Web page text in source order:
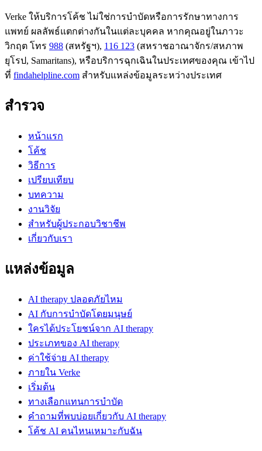
Verke ให้บริการโค้ช ไม่ใช่การบำบัดหรือการรักษาทางการ
แพทย์ ผลลัพธ์แตกต่างกันในแต่ละบุคคล หากคุณอยู่ในภาวะ
วิกฤต โทร 988 (สหรัฐฯ), 116 123 (สหราชอาณาจักร/สหภาพ
ยุโรป, Samaritans), หรือบริการฉุกเฉินในประเทศของคุณ เข้าไป
ที่ findahelpline.com สำหรับแหล่งข้อมูลระหว่างประเทศ
สำรวจ
หน้าแรก
โค้ช
วิธีการ
เปรียบเทียบ
บทความ
งานวิจัย
สำหรับผู้ประกอบวิชาชีพ
เกี่ยวกับเรา
แหล่งข้อมูล
AI therapy ปลอดภัยไหม
AI กับการบำบัดโดยมนุษย์
ใครได้ประโยชน์จาก AI therapy
ประเภทของ AI therapy
ค่าใช้จ่าย AI therapy
ภายใน Verke
เริ่มต้น
ทางเลือกแทนการบำบัด
คำถามที่พบบ่อยเกี่ยวกับ AI therapy
โค้ช AI คนไหนเหมาะกับฉัน